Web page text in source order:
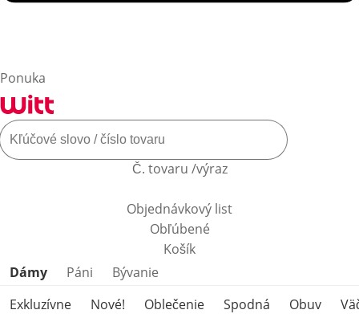
Ponuka
Č. tovaru /výraz
Objednávkový list
Obľúbené
Košík
Preskočiť kategórie produktov
Dámy Páni
Bývanie
Exkluzívne
Nové! Oblečenie
Spodná
Obuv